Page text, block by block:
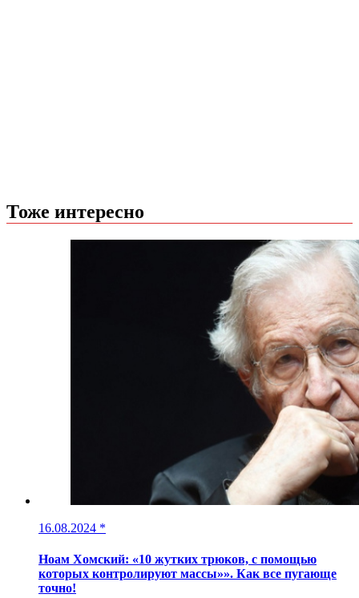
Тоже интересно
16.08.2024 *
Ноам Хомский: «10 жутких трюков, с помощью
которых контролируют массы»». Как все пугающе
точно!